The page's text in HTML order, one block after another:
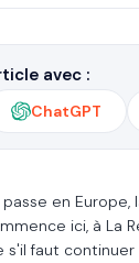
avec :
ChatGPT
en Europe,
ici, à La
s'il faut continuer